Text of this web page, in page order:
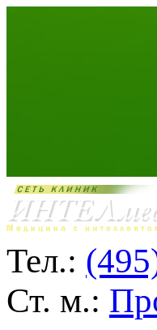
Тел.:
Ст. м.: